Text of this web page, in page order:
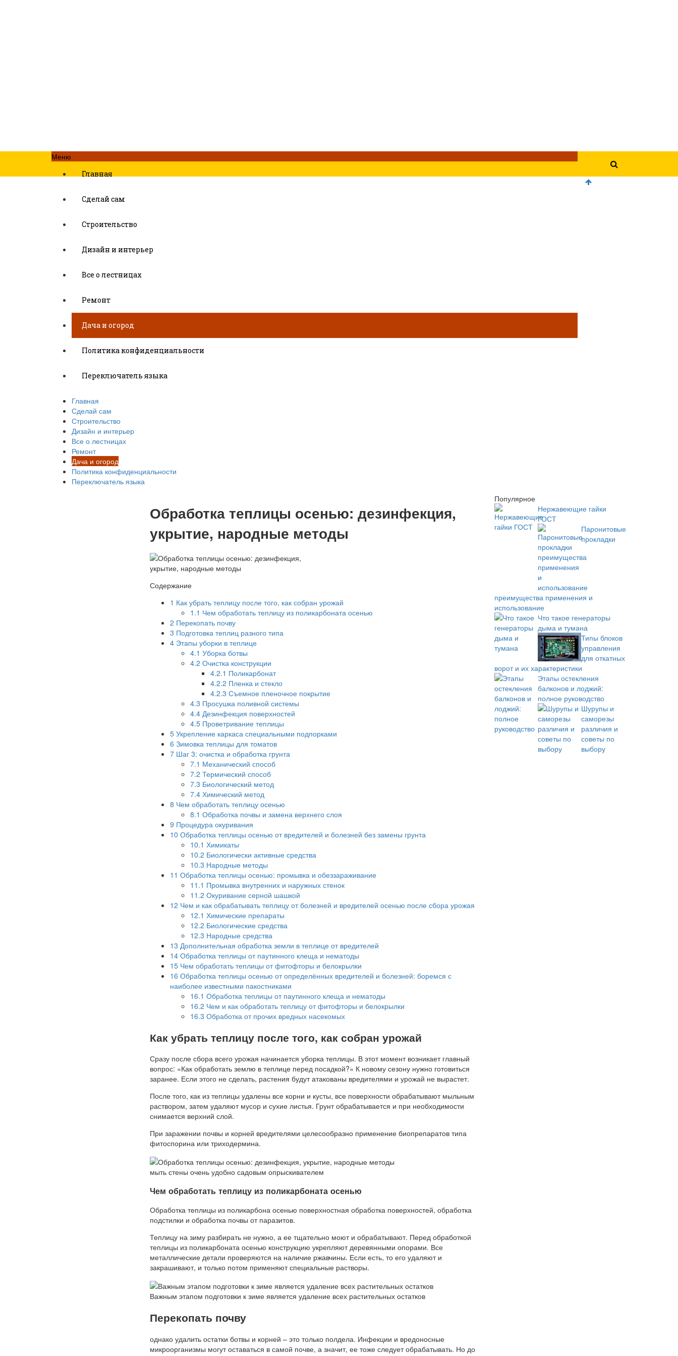
Меню
Главная
Сделай сам
Строительство
Дизайн и интерьер
Все о лестницах
Ремонт
Дача и огород
Политика конфиденциальности
Переключатель языка
Главная
Сделай сам
Строительство
Дизайн и интерьер
Все о лестницах
Ремонт
Дача и огород
Политика конфиденциальности
Переключатель языка
Обработка теплицы осенью: дезинфекция,
укрытие, народные методы
Содержание
1 Как убрать теплицу после того, как собран урожай
1.1 Чем обработать теплицу из поликарбоната осенью
2 Перекопать почву
3 Подготовка теплиц разного типа
4 Этапы уборки в теплице
4.1 Уборка ботвы
4.2 Очистка конструкции
4.2.1 Поликарбонат
4.2.2 Пленка и стекло
4.2.3 Съемное пленочное покрытие
4.3 Просушка поливной системы
4.4 Дезинфекция поверхностей
4.5 Проветривание теплицы
5 Укрепление каркаса специальными подпорками
6 Зимовка теплицы для томатов
7 Шаг 3: очистка и обработка грунта
7.1 Механический способ
7.2 Термический способ
7.3 Биологический метод
7.4 Химический метод
8 Чем обработать теплицу осенью
8.1 Обработка почвы и замена верхнего слоя
9 Процедура окуривания
10 Обработка теплицы осенью от вредителей и болезней без замены грунта
10.1 Химикаты
10.2 Биологически активные средства
10.3 Народные методы
11 Обработка теплицы осенью: промывка и обеззараживание
11.1 Промывка внутренних и наружных стенок
11.2 Окуривание серной шашкой
12 Чем и как обрабатывать теплицу от болезней и вредителей осенью после сбора урожая
12.1 Химические препараты
12.2 Биологические средства
12.3 Народные средства
13 Дополнительная обработка земли в теплице от вредителей
14 Обработка теплицы от паутинного клеща и нематоды
15 Чем обработать теплицы от фитофторы и белокрылки
16 Обработка теплицы осенью от определённых вредителей и болезней: боремся с
наиболее известными пакостниками
16.1 Обработка теплицы от паутинного клеща и нематоды
16.2 Чем и как обработать теплицу от фитофторы и белокрылки
16.3 Обработка от прочих вредных насекомых
Как убрать теплицу после того, как собран урожай
Сразу после сбора всего урожая начинается уборка теплицы. В этот момент возникает главный
вопрос: «Как обработать землю в теплице перед посадкой?» К новому сезону нужно готовиться
заранее. Если этого не сделать, растения будут атакованы вредителями и урожай не вырастет.
После того, как из теплицы удалены все корни и кусты, все поверхности обрабатывают мыльным
раствором, затем удаляют мусор и сухие листья. Грунт обрабатывается и при необходимости
снимается верхний слой.
При заражении почвы и корней вредителями целесообразно применение биопрепаратов типа
фитоспорина или триходермина.
мыть стены очень удобно садовым опрыскивателем
Чем обработать теплицу из поликарбоната осенью
Обработка теплицы из поликарбона осенью поверхностная обработка поверхностей, обработка
подстилки и обработка почвы от паразитов.
Теплицу на зиму разбирать не нужно, а ее тщательно моют и обрабатывают. Перед обработкой
теплицы из поликарбоната осенью конструкцию укрепляют деревянными опорами. Все
металлические детали проверяются на наличие ржавчины. Если есть, то его удаляют и
закрашивают, и только потом применяют специальные растворы.
Важным этапом подготовки к зиме является удаление всех растительных остатков
Перекопать почву
однако удалить остатки ботвы и корней – это только полдела. Инфекции и вредоносные
микроорганизмы могут оставаться в самой почве, а значит, ее тоже следует обрабатывать. Но до
Популярное
Нержавеющие гайки
ГОСТ
Паронитовые
прокладки
преимущества применения и
использование
Что такое генераторы
дыма и тумана
Типы блоков
управления
для откатных
ворот и их характеристики
Этапы остекления
балконов и лоджий:
полное руководство
Шурупы и
саморезы
различия и
советы по
выбору